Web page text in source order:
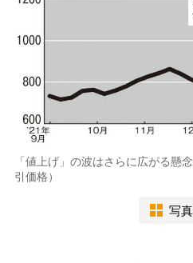
「値上げ」の波はさらに広がる懸
引価格）
写